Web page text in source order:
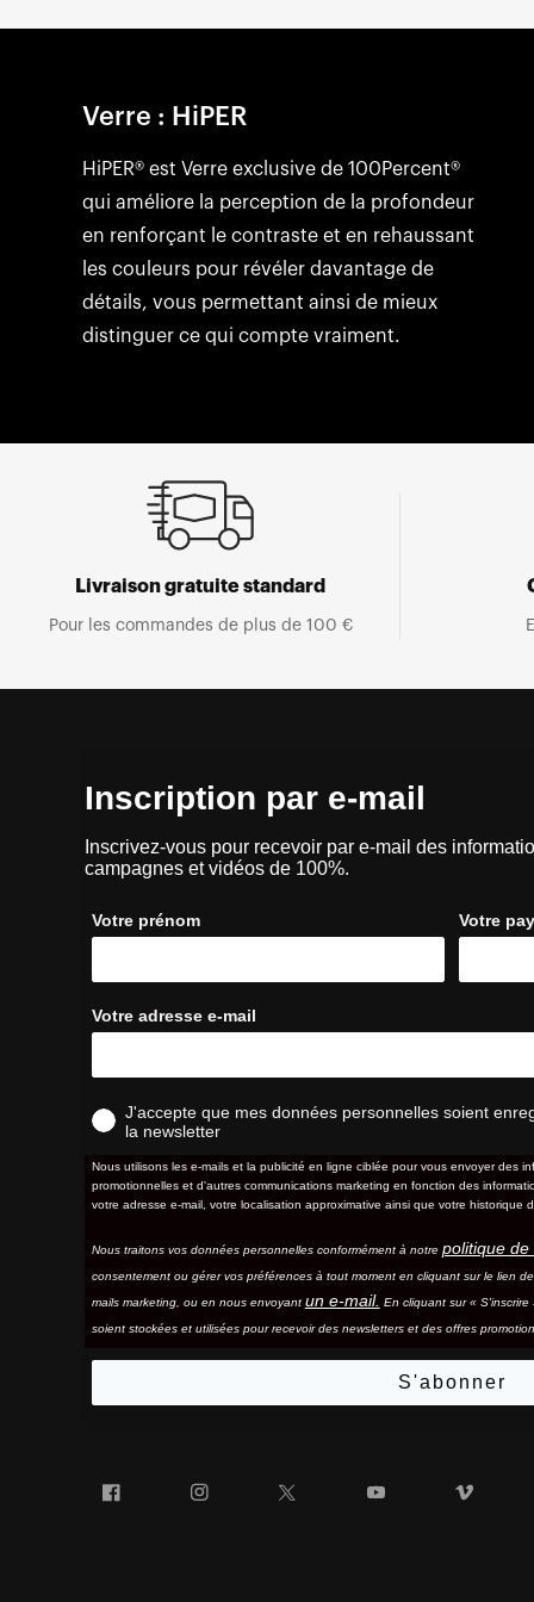
Verre : HiPER
HiPER® est Verre exclusive de 100Percent®
qui améliore la perception de la profondeur
en renforçant le contraste et en rehaussant
les couleurs pour révéler davantage de
détails, vous permettant ainsi de mieux
distinguer ce qui compte vraiment.
Livraison gratuite standard
Pour les commandes de plus de 100 €
Inscription par e-mail
Inscrivez-vous pour recevoir par e-mail des
campagnes et vidéos de 100%.
Votre prénom Votre
Votre adresse e-mail
J'accepte que mes données personnelles soient
la newsletter
Nous utilisons les e-mails et la publicité en ligne ciblée pour vous envoyer des
promotionnelles et d'autres communications marketing en fonction des
votre adresse e-mail, votre localisation approximative ainsi que votre historique
Nous traitons vos données personnelles conformément à notre politique de
consentement ou gérer vos préférences à tout moment en cliquant sur le lien
mails marketing, ou en nous envoyant un e-mail. En cliquant sur «
soient stockées et utilisées pour recevoir des newsletters et des offres
S'abonner
Facebook Instagram YouTube